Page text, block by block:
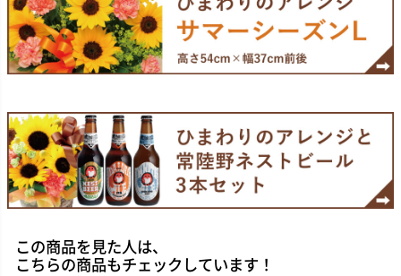
この商品を見た人は、
こちらの商品もチェックしています！